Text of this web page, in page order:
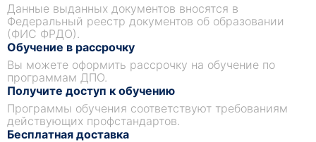
Данные выданных документов вносятся в
Федеральный реестр документов об образовании
(ФИС ФРДО).
Обучение в рассрочку
Вы можете оформить рассрочку на обучение по
программам ДПО.
Получите доступ к обучению
Программы обучения соответствуют требованиям
действующих профстандартов.
Бесплатная доставка